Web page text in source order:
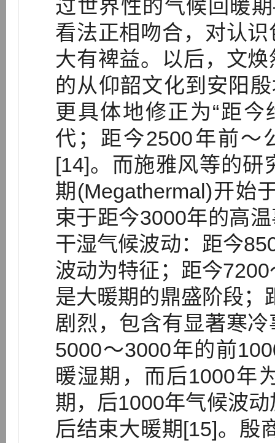
过世界性的气候回暖
看法正相吻合，对认
大有裨益。以后，文
的从仰韶文化到安阳
更具体地修正为“距
代；距今2500年前～
[14]。而施雅风等的研
期(Megathermal)开始
束于距今3000年的高
干湿气候波动：距今
波动为特征；距今
是大暖期的鼎盛阶段；
剧烈，包含有显著寒
5000～3000年的前
暖湿期，而后1000年
期，后1000年气候波
后结束大暖期[15]。殷